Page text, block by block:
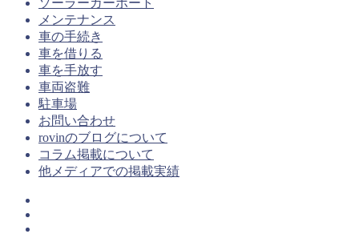
ソーラーカーポート
メンテナンス
車の手続き
車を借りる
車を手放す
車両盗難
駐車場
お問い合わせ
rovinのブログについて
コラム掲載について
他メディアでの掲載実績